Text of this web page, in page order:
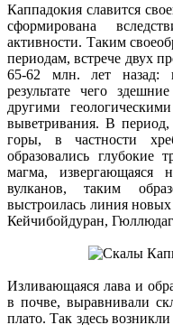
Каппадокия славится
сформирована
активности. Таким
периодам, встрече двух
65-62 млн. лет назад:
результате чего
другими
выветривания. В период,
горы, в частности
образовались глубокие
магма, извергающаяся
вулканов, таким
выстроилась линия
Кейчибойдуран,
Изливающаяся лава и
в почве, выравнивали
плато. Так здесь